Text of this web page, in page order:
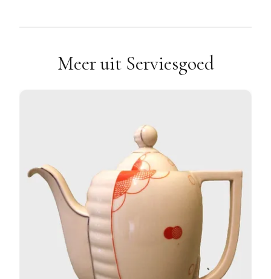
Meer uit Serviesgoed